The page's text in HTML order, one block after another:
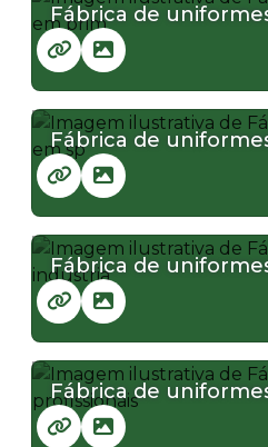
Fábrica de
Fábrica de
Fábrica de
Fábrica de